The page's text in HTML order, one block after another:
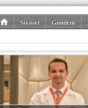
Siyaset Gündem